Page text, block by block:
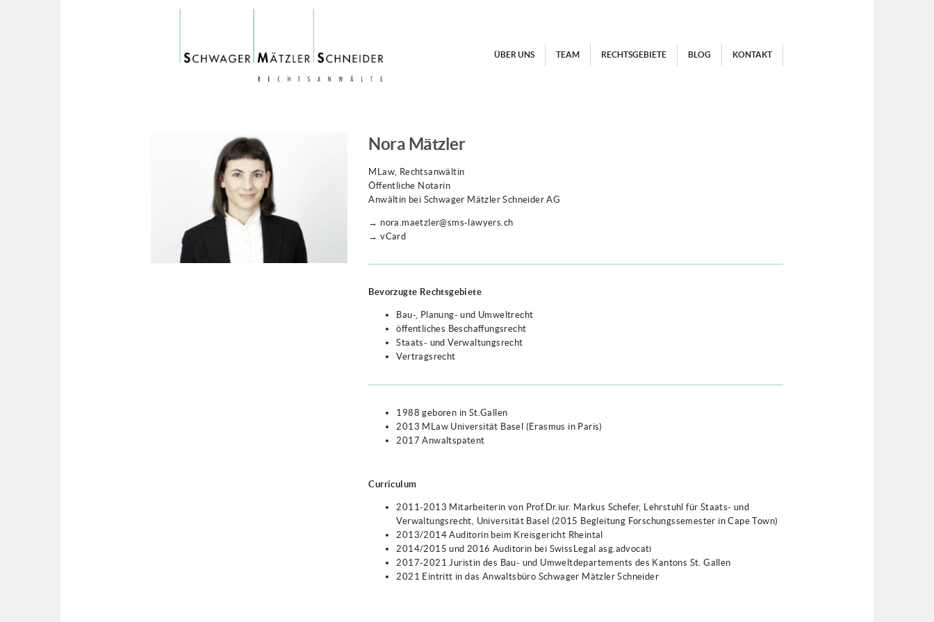
ÜBER UNS TEAM RECHTSGEBIETE BLOG KONTAKT
Nora Mätzler
MLaw, Rechtsanwältin
Öffentliche Notarin
Anwältin bei Schwager Mätzler Schneider AG
→ nora.maetzler@sms-lawyers.ch
→ vCard
Bevorzugte Rechtsgebiete
Bau-, Planung- und Umweltrecht
öffentliches Beschaffungsrecht
Staats- und Verwaltungsrecht
Vertragsrecht
1988 geboren in St.Gallen
2013 MLaw Universität Basel (Erasmus in Paris)
2017 Anwaltspatent
Curriculum
2011-2013 Mitarbeiterin von Prof.Dr.iur. Markus Schefer, Lehrstuhl für Staats- und
Verwaltungsrecht, Universität Basel (2015 Begleitung Forschungssemester in Cape Town)
2013/2014 Auditorin beim Kreisgericht Rheintal
2014/2015 und 2016 Auditorin bei SwissLegal asg.advocati
2017-2021 Juristin des Bau- und Umweltdepartements des Kantons St. Gallen
2021 Eintritt in das Anwaltsbüro Schwager Mätzler Schneider